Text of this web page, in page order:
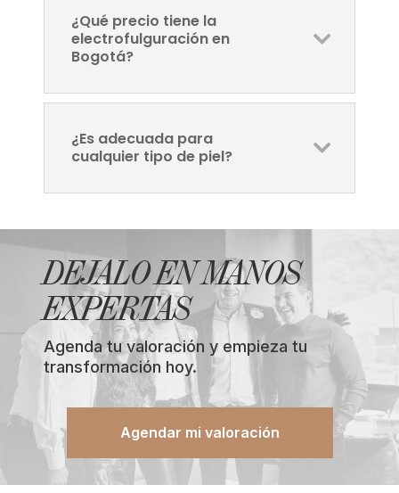
¿Qué precio tiene la
electrofulguración en
Bogotá?
¿Es adecuada para
cualquier tipo de piel?
DEJALO EN MANOS
EXPERTAS
Agenda tu valoración y empieza tu
transformación hoy.
Agendar mi valoración